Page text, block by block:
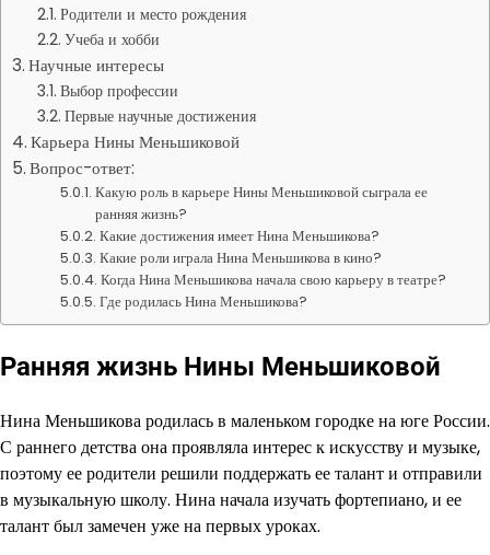
Родители и место рождения
Учеба и хобби
Научные интересы
Выбор профессии
Первые научные достижения
Карьера Нины Меньшиковой
Вопрос-ответ:
Какую роль в карьере Нины Меньшиковой сыграла ее
ранняя жизнь?
Какие достижения имеет Нина Меньшикова?
Какие роли играла Нина Меньшикова в кино?
Когда Нина Меньшикова начала свою карьеру в театре?
Где родилась Нина Меньшикова?
Ранняя жизнь Нины Меньшиковой
Нина Меньшикова родилась в маленьком городке на юге России.
С раннего детства она проявляла интерес к искусству и музыке,
поэтому ее родители решили поддержать ее талант и отправили
в музыкальную школу. Нина начала изучать фортепиано, и ее
талант был замечен уже на первых уроках.